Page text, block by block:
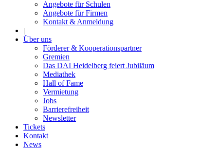
Angebote für Schulen
Angebote für Firmen
Kontakt & Anmeldung
|
Über uns
Förderer & Kooperationspartner
Gremien
Das DAI Heidelberg feiert Jubiläum
Mediathek
Hall of Fame
Vermietung
Jobs
Barrierefreiheit
Newsletter
Tickets
Kontakt
News